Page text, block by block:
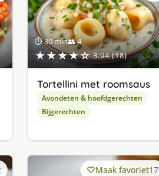
⏱ 30 min👥 4
★★★★☆ 3.94 (18)
Tortellini met roomsaus
Avondeten & hoofdgerechten
Bijgerechten
Maak favoriet17